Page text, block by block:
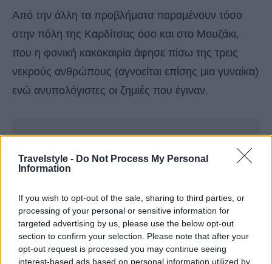
Travelstyle - Do Not Process My Personal
Information
If you wish to opt-out of the sale, sharing to third parties, or
processing of your personal or sensitive information for
targeted advertising by us, please use the below opt-out
section to confirm your selection. Please note that after your
opt-out request is processed you may continue seeing
interest-based ads based on personal information utilized by
Από την άλλη τα προβλήματα παραμένουν τόσο
στην πόλη της Καρδίτσας όσο και στο Μουζάκι,
που η φονική κακοκαιρία άφησε πίσω της τρεις
νεκρούς ανθρώπους (αγνοείται επίσης μια γυναίκα)
ενώ ανυπολόγιστες οι ζημιές που έγιναν.